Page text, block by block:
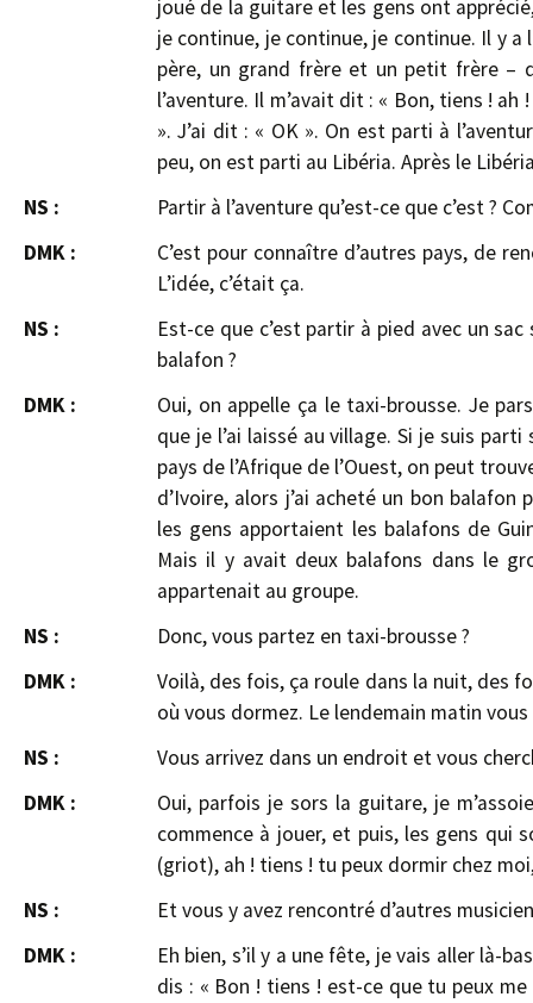
joué de la guitare et les gens ont
je continue, je continue, je continue. Il y
père, un grand frère et un petit frère –
l’aventure. Il m’avait dit : « Bon, tiens !
». J’ai dit : « OK ». On est parti à
peu, on est parti au Libéria. Après le
NS :
Partir à l’aventure qu’est-ce que c’est ?
DMK :
C’est pour connaître d’autres pays, de
L’idée, c’était ça.
NS :
Est-ce que c’est partir à pied avec un
balafon ?
DMK :
Oui, on appelle ça le taxi-brousse. Je
que je l’ai laissé au village. Si je suis
pays de l’Afrique de l’Ouest, on peut
d’Ivoire, alors j’ai acheté un bon balafon
les gens apportaient les balafons de
Mais il y avait deux balafons dans le
appartenait au groupe.
NS :
Donc, vous partez en taxi-brousse ?
DMK :
Voilà, des fois, ça roule dans la nuit, des
où vous dormez. Le lendemain matin
NS :
Vous arrivez dans un endroit et vous
DMK :
Oui, parfois je sors la guitare, je
commence à jouer, et puis, les gens qui
(griot), ah ! tiens ! tu peux dormir chez
NS :
Et vous y avez rencontré d’autres
DMK :
Eh bien, s’il y a une fête, je vais aller là-
dis : « Bon ! tiens ! est-ce que tu peux